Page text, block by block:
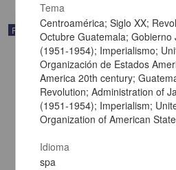
Publicación editorial
Tema
Centroamérica; Siglo XX;
Octubre Guatemala; Gobierno
(1951-1954); Imperialismo;
Organización de Estados
America 20th century;
Revolution; Administration of
(1951-1954); Imperialism;
Organization of American
Idioma
spa